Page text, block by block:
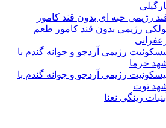
رژیمی حبه ای بدون قند کامور
رژیمی بدون قند کامور طعم
رژیمی آردجو و جوانه گندم با
خرما
رژیمی آردجو و جوانه گندم با
توت
آبنبات رینگی نعنا